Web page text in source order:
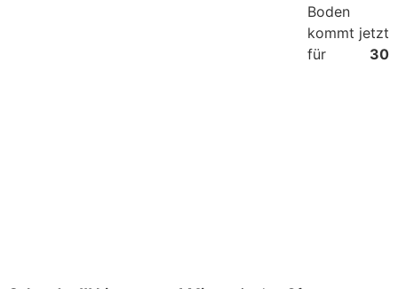
Boden
kommt jetzt
für 30